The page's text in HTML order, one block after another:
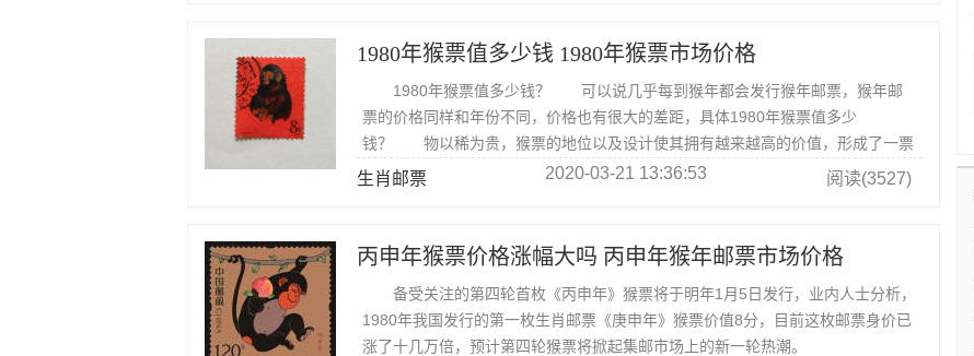
1980年猴票值多少钱 1980年猴票市场价格
1980年猴票值多少钱？ 可以说几乎每到猴年都会发行猴年邮票，猴年邮
票的价格同样和年份不同，价格也有很大的差距，具体1980年猴票值多少
钱？ 物以稀为贵，猴票的地位以及设计使其拥有越来越高的价值，形成了一票
难求的局面。
生肖邮票 2020-03-21 13:36:53 阅读(3527)
丙申年猴票价格涨幅大吗 丙申年猴年邮票市场价格
备受关注的第四轮首枚《丙申年》猴票将于明年1月5日发行，业内人士分析，
1980年我国发行的第一枚生肖邮票《庚申年》猴票价值8分，目前这枚邮票身价已
涨了十几万倍，预计第四轮猴票将掀起集邮市场上的新一轮热潮。